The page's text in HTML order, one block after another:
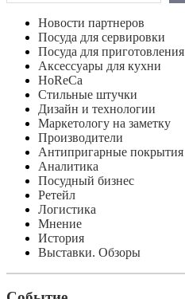
Новости партнеров
Посуда для сервировки
Посуда для приготовления
Аксессуары для кухни
HoReCa
Стильные штучки
Дизайн и технологии
Маркетологу на заметку
Производители
Антипригарные покрытия
Аналитика
Посудный бизнес
Ретейл
Логистика
Мнение
История
Выставки. Обзоры